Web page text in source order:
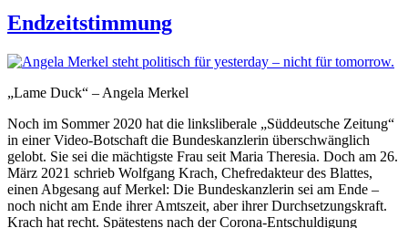
Endzeitstimmung
„Lame Duck“ – Angela Merkel
Noch im Sommer 2020 hat die linksliberale „Süddeutsche Zeitung“
in einer Video-Botschaft die Bundeskanzlerin überschwänglich
gelobt. Sie sei die mächtigste Frau seit Maria Theresia. Doch am 26.
März 2021 schrieb Wolfgang Krach, Chefredakteur des Blattes,
einen Abgesang auf Merkel: Die Bundeskanzlerin sei am Ende –
noch nicht am Ende ihrer Amtszeit, aber ihrer Durchsetzungskraft.
Krach hat recht. Spätestens nach der Corona-Entschuldigung